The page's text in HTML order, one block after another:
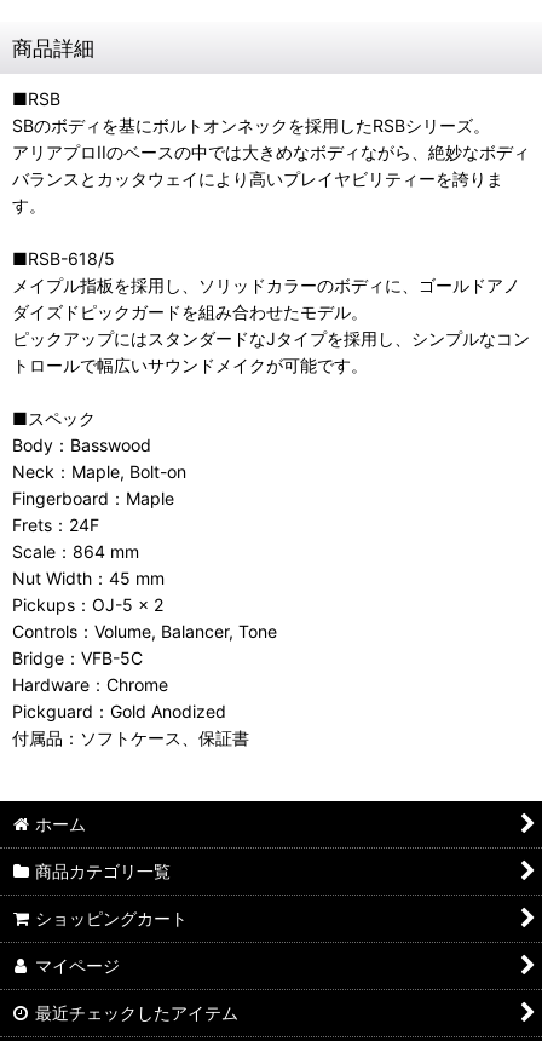
商品詳細
■RSB
SBのボディを基にボルトオンネックを採用したRSBシリーズ。
アリアプロIIのベースの中では大きめなボディながら、絶妙なボディ
バランスとカッタウェイにより高いプレイヤビリティーを誇りま
す。
■RSB-618/5
メイプル指板を採用し、ソリッドカラーのボディに、ゴールドアノ
ダイズドピックガードを組み合わせたモデル。
ピックアップにはスタンダードなJタイプを採用し、シンプルなコン
トロールで幅広いサウンドメイクが可能です。
■スペック
Body：Basswood
Neck：Maple, Bolt-on
Fingerboard：Maple
Frets：24F
Scale：864 mm
Nut Width：45 mm
Pickups：OJ-5 x 2
Controls：Volume, Balancer, Tone
Bridge：VFB-5C
Hardware：Chrome
Pickguard：Gold Anodized
付属品：ソフトケース、保証書
ホーム
商品カテゴリ一覧
ショッピングカート
マイページ
最近チェックしたアイテム